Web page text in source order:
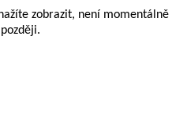
zobrazit, není momentálně